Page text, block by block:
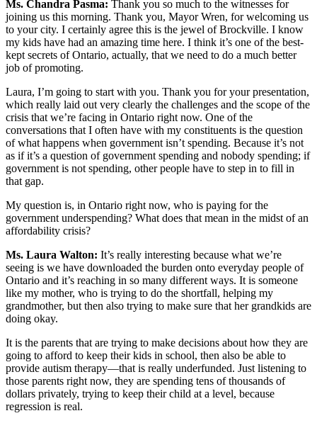
Ms. Chandra Pasma: Thank you so much to the witnesses for
joining us this morning. Thank you, Mayor Wren, for welcoming us
to your city. I certainly agree this is the jewel of Brockville. I know
my kids have had an amazing time here. I think it’s one of the best-
kept secrets of Ontario, actually, that we need to do a much better
job of promoting.
Laura, I’m going to start with you. Thank you for your presentation,
which really laid out very clearly the challenges and the scope of the
crisis that we’re facing in Ontario right now. One of the
conversations that I often have with my constituents is the question
of what happens when government isn’t spending. Because it’s not
as if it’s a question of government spending and nobody spending; if
government is not spending, other people have to step in to fill in
that gap.
My question is, in Ontario right now, who is paying for the
government underspending? What does that mean in the midst of an
affordability crisis?
Ms. Laura Walton: It’s really interesting because what we’re
seeing is we have downloaded the burden onto everyday people of
Ontario and it’s reaching in so many different ways. It is someone
like my mother, who is trying to do the shortfall, helping my
grandmother, but then also trying to make sure that her grandkids are
doing okay.
It is the parents that are trying to make decisions about how they are
going to afford to keep their kids in school, then also be able to
provide autism therapy—that is really underfunded. Just listening to
those parents right now, they are spending tens of thousands of
dollars privately, trying to keep their child at a level, because
regression is real.